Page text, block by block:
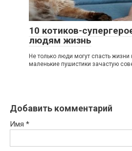
10 котиков-
людям жизнь
Не только люди могут спасть жизни
маленькие пушистики зачастую
Добавить комментарий
Имя *